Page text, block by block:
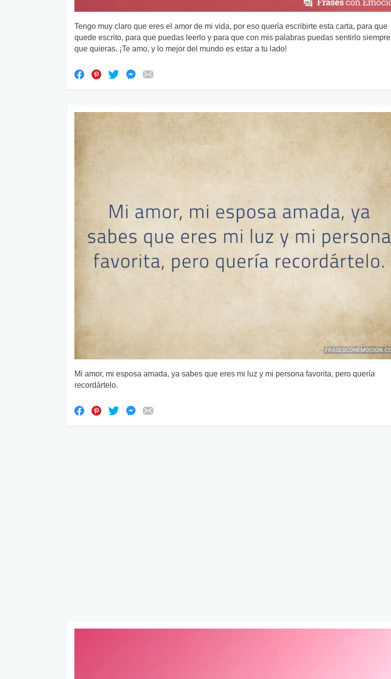
Tengo muy claro que eres el amor de mi vida, por eso quería escribirte esta carta, para que
quede escrito, para que puedas leerlo y para que con mis palabras puedas sentirlo siempre
que quieras. ¡Te amo, y lo mejor del mundo es estar a tu lado!
Mi amor, mi esposa amada, ya sabes que eres mi luz y mi persona favorita, pero quería
recordártelo.